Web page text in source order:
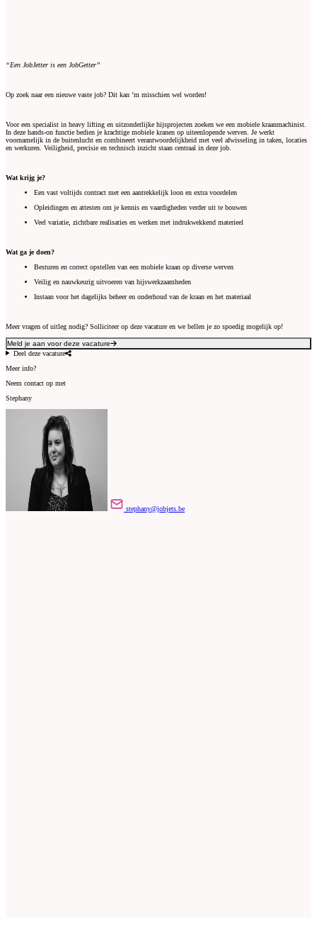
“Een JobJetter is een JobGetter”
Op zoek naar een nieuwe vaste job? Dit kan ’m misschien wel worden!
Voor een specialist in heavy lifting en uitzonderlijke hijsprojecten zoeken we een mobiele kraanmachinist.
In deze hands-on functie bedien je krachtige mobiele kranen op uiteenlopende werven. Je werkt
voornamelijk in de buitenlucht en combineert verantwoordelijkheid met veel afwisseling in taken, locaties
en werkuren. Veiligheid, precisie en technisch inzicht staan centraal in deze job.
Wat krijg je?
Een vast voltijds contract met een aantrekkelijk loon en extra voordelen
Opleidingen en attesten om je kennis en vaardigheden verder uit te bouwen
Veel variatie, zichtbare realisaties en werken met indrukwekkend materieel
Wat ga je doen?
Besturen en correct opstellen van een mobiele kraan op diverse werven
Veilig en nauwkeurig uitvoeren van hijswerkzaamheden
Instaan voor het dagelijks beheer en onderhoud van de kraan en het materiaal
Meer vragen of uitleg nodig? Solliciteer op deze vacature en we bellen je zo spoedig mogelijk op!
Meld je aan voor deze vacature
Deel deze vacature
Meer info?
Neem contact op met
Stephany
stephany@jobjets.be